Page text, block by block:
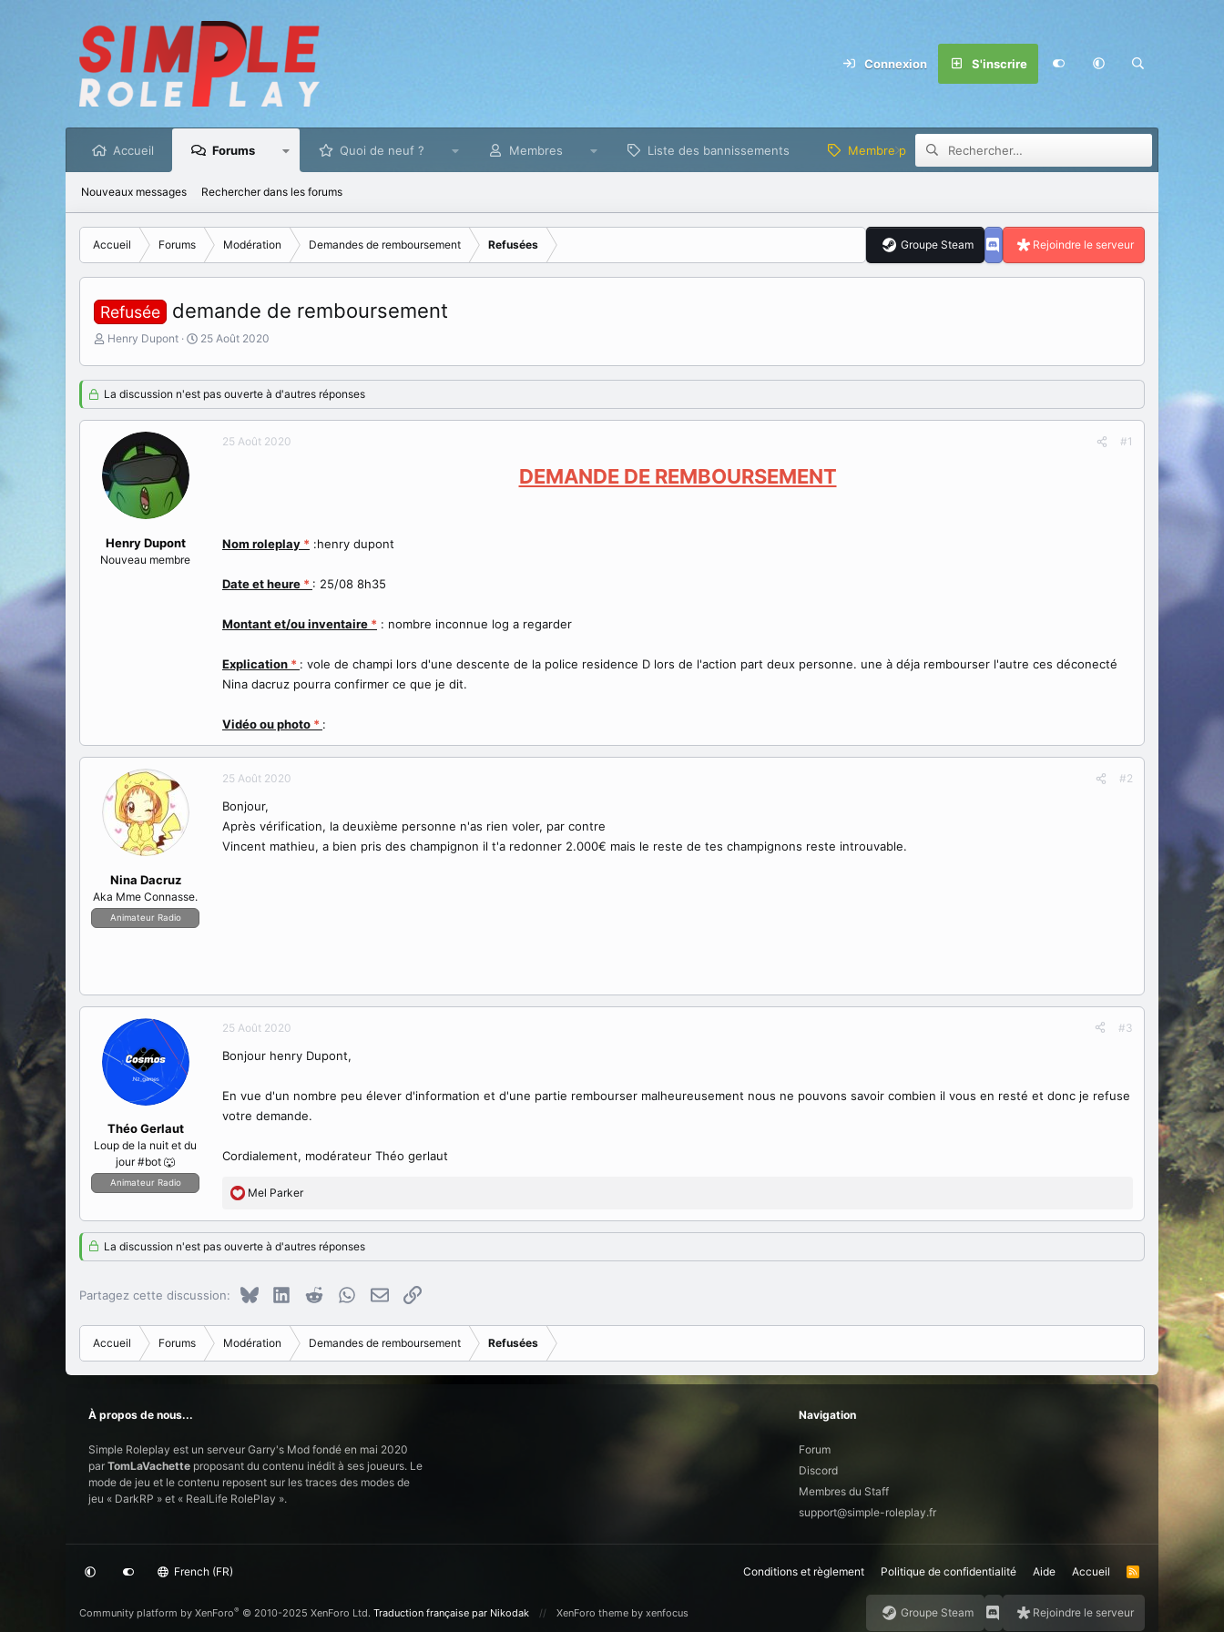
Connexion S'inscrire
Accueil Forums Quoi de neuf ? Membres Liste des bannissements Membre privilège
Nouveaux messages Rechercher dans les forums
Accueil Forums Modération Demandes de remboursement Refusées Groupe Steam Rejoindre le serveur
Refusée demande de remboursement
I
i
a
e
u
d
a
d
Henry Dupont
D
t
d
e
25 Août 2020
La discussion n'est pas ouverte à d'autres réponses
Henry Dupont
Nouveau membre
25 Août 2020 #1
DEMANDE DE REMBOURSEMENT
Nom roleplay * :henry dupont
Date et heure * : 25/08 8h35
Montant et/ou inventaire * : nombre inconnue log a regarder
Explication * : vole de champi lors d'une descente de la police residence D lors de l'action part deux personne. une à déja rembourser l'autre ces déconecté
Nina dacruz pourra confirmer ce que je dit.
Vidéo ou photo * :
Nina Dacruz
Aka Mme Connasse.
Animateur Radio
25 Août 2020 #2
Bonjour,
Après vérification, la deuxième personne n'as rien voler, par contre
Vincent mathieu, a bien pris des champignon il t'a redonner 2.000€ mais le reste de tes champignons reste introuvable.
Théo Gerlaut
Loup de la nuit et du
jour #bot 🐺
Animateur Radio
25 Août 2020 #3
Bonjour henry Dupont,
En vue d'un nombre peu élever d'information et d'une partie rembourser malheureusement nous ne pouvons savoir combien il vous en resté et donc je refuse
votre demande.
Cordialement, modérateur Théo gerlaut
R
a
c
t
s
:
Mel Parker
La discussion n'est pas ouverte à d'autres réponses
Partagez cette discussion: Bluesky LinkedInRedditWhatsApp
E-mailCopier le lien
Accueil Forums Modération Demandes de remboursement Refusées
À propos de nous...
Simple Roleplay est un serveur Garry's Mod fondé en mai 2020
par TomLaVachette proposant du contenu inédit à ses joueurs. Le
mode de jeu et le contenu reposent sur les traces des modes de
jeu « DarkRP » et « RealLife RolePlay ».
Navigation
Forum
Discord
Membres du Staff
support@simple-roleplay.fr
French (FR) Conditions et règlement Politique de confidentialité Aide Accueil
R
S
Community platform by XenForo® © 2010-2025 XenForo Ltd. Traduction française par Nikodak XenForo theme by xenfocus Groupe Steam Rejoindre le serveur